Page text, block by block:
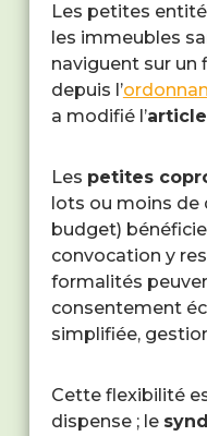
Les petites
les immeubles
naviguent sur un
depuis l’
a modifié l’article
Les petites
lots ou moins de
budget)
convocation y
formalités
consentement
simplifiée,
Cette flexibilité
dispense ; le